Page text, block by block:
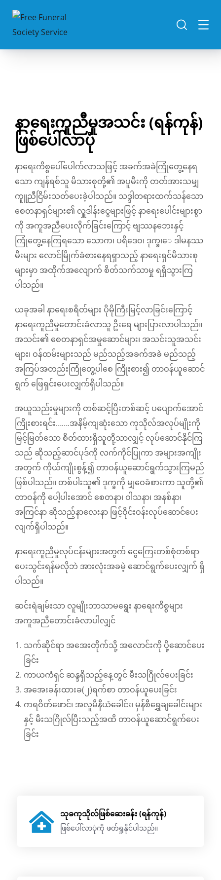
နာရေးကူညီမူအသင်း (ရန်ကုန်)
ဖြစ်ပေါ်လာပုံ
နာရေးကိစ္စပေါ်ပေါက်လာသဖြင့် အခက်အခဲကြုံတွေ့နေရ
သော ကျန်ရစ်သူ မိသားစုတို့၏ အပူမီးကို တတ်အားသမျှ
ကူူညီငြိမ်းသတ်ပေးခဲ့ပါသည်။ သဒ္ဒါတရားထက်သန်သော
စေတနာရှင်များ၏ လှူဒါန်းငွေများဖြင့် နာရေးပေါင်းများစွာ
ကို အကူအညီပေးလိုက်ခြင်းကြောင့် ဗျဿနဘေးနှင့်
ကြုံတွေ့နေကြရသော သောက၊ ပရိဒေဝ၊ ဒုက္ခ၊ေ ဒါမနဿ
မီးများ လောင်မြိုက်ခံစားနေရရှာသည့် နာရေးရှင်မိသားစု
များမှာ အထိုက်အလျောက် စိတ်သက်သာမှု ရရှိသွားကြ
ပါသည်။
ယခုအခါ နာရေးစရိတ်များ ပိုမိုကြီးမြင့်လာခြင်းကြောင့်
နာရေးကူညီမှုတောင်းခံလာသူ ဦးရေ များပြားလာပါသည်။
အသင်း၏ စေတနာရှင်အမှုဆောင်များ၊ အသင်းသူအသင်း
များ၊ ဝန်ထမ်းများသည် မည်သည့်အခက်အခဲ မည်သည့်
အကြပ်အတည်းကြုံတွေ့ပါစေ ကြိုးစား၍ တာဝန်ယူဆောင်
ရွက် ဖြေရှင်းပေးလျှက်ရှိပါသည်။
အယူသည်းမှုများကို တစ်ဆင့်ပြီးတစ်ဆင့် ပပျောက်အောင်
ကြိုးစားရင်း…….အနိမ့်ကျဆုံးသော ကုသိုလ်အလုပ်မျိုးကို
မြင့်မြတ်သော စိတ်ထားရှိသူတို့သာလျှင့် လုပ်ဆောင်နိုင်ကြ
သည် ဆိုသည့်ဆာင်ပုဒ်ကို လက်ကိုင်ပြုကာ အများအကျိုး
အတွက် ကိုယ်ကျိုးစွန့်၍ တာဝန်ယူဆောင်ရွက်သွားကြမည်
ဖြစ်ပါသည်။ တစ်ပါးသူ၏ ဒုက္ခကို မျှဝေခံစားကာ သူတို့၏
တာဝန်ကို ပေါ့ပါးအောင် စေတနာ၊ ဝါသနာ၊ အနစ်နာ၊
အကြင်နာ ဆိုသည့်နာလေးနာ ဖြင့်ဝိုင်းဝန်းလုပ်ဆောင်ပေး
လျက်ရှိပါသည်။
နာရေးကူညီမှုလုပ်ငန်းများအတွက် ငွေကြေးတစ်စုံတစ်ရာ
ပေးသွင်းရန်မလိုဘဲ အားလုံးအခမဲ့ ဆောင်ရွက်ပေးလျှက် ရှိ
ပါသည်။
ဆင်းရဲချမ်းသာ လူမျိုးဘာသာမရွေး နာရေးကိစ္စများ
အကူအညီတောင်းခံလာပါလျှင်
သက်ဆိုင်ရာ အအေးတိုက်သို့ အလောင်းကို ပို့ဆောင်ပေး
ခြင်း
ကာယကံရှင် ဆန္ဒရှိသည့်နေ့တွင် မီးသဂြိုလ်ပေးခြင်း
အအေးခန်းထားခ(၂)ရက်စာ တာဝန်ယူပေးခြင်း
ကရဝိတ်ဖောင်၊ အလူမီနီယံခေါင်း၊ မှန်စီရွှေချခေါင်းများ
နှင့် မီးသဂြိုလ်ပြီးသည့်အထိ တာဝန်ယူဆောင်ရွက်ပေး
ခြင်း
သုခကုသိုလ်ဖြစ်ဆေးခန်း (ရန်ကုန်)
ဖြစ်ပေါ်လာပုံကို ဖတ်ရှုနိုင်ပါသည်။